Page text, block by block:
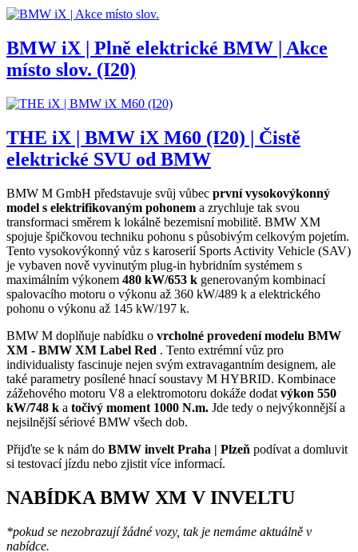
BMW iX | Plně elektrické BMW | Akce
místo slov. (I20)
THE iX | BMW iX M60 (I20) | Čistě
elektrické SVU od BMW
BMW M GmbH představuje svůj vůbec první vysokovýkonný
model s elektrifikovaným pohonem a zrychluje tak svou
transformaci směrem k lokálně bezemisní mobilitě. BMW XM
spojuje špičkovou techniku pohonu s působivým celkovým pojetím.
Tento vysokovýkonný vůz s karoserií Sports Activity Vehicle (SAV)
je vybaven nově vyvinutým plug-in hybridním systémem s
maximálním výkonem 480 kW/653 k generovaným kombinací
spalovacího motoru o výkonu až 360 kW/489 k a elektrického
pohonu o výkonu až 145 kW/197 k.
BMW M doplňuje nabídku o vrcholné provedení modelu BMW
XM - BMW XM Label Red . Tento extrémní vůz pro
individualisty fascinuje nejen svým extravagantním designem, ale
také parametry posílené hnací soustavy M HYBRID. Kombinace
zážehového motoru V8 a elektromotoru dokáže dodat výkon 550
kW/748 k a točivý moment 1000 N.m. Jde tedy o nejvýkonnější a
nejsilnější sériové BMW všech dob.
Přijďte se k nám do BMW invelt Praha | Plzeň podívat a domluvit
si testovací jízdu nebo zjistit více informací.
NABÍDKA BMW XM V INVELTU
*pokud se nezobrazují žádné vozy, tak je nemáme aktuálně v
nabídce.